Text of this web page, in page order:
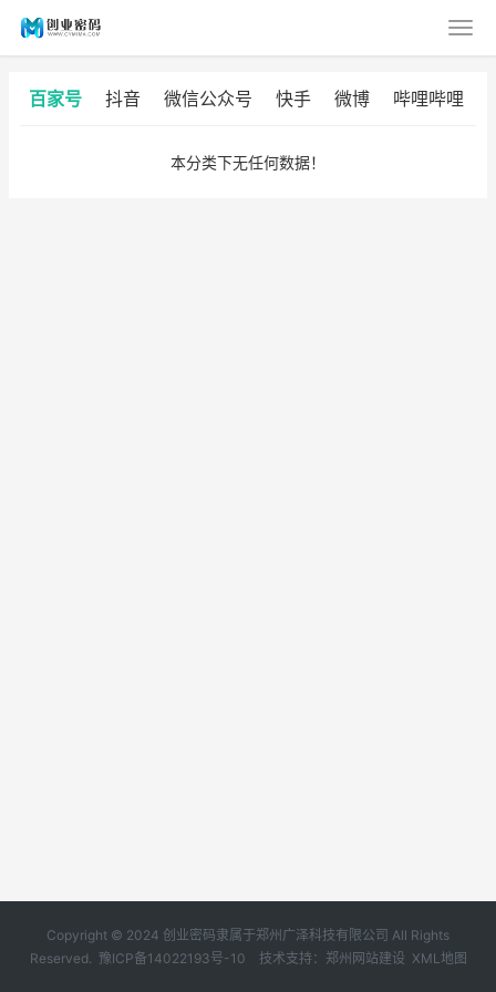
百家号 抖音 微信公众号 快手 微博 哔哩哔哩
本分类下无任何数据！
Copyright © 2024 创业密码隶属于郑州广泽科技有限公司 All Rights
Reserved. 豫ICP备14022193号-10 技术支持： 郑州网站建设 XML地图